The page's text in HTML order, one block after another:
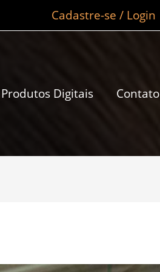
Cadastre-se / Login
Produtos Digitais Contato